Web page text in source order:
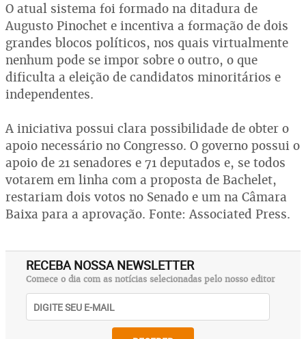
O atual sistema foi formado na ditadura de
Augusto Pinochet e incentiva a formação de dois
grandes blocos políticos, nos quais virtualmente
nenhum pode se impor sobre o outro, o que
dificulta a eleição de candidatos minoritários e
independentes.
A iniciativa possui clara possibilidade de obter o
apoio necessário no Congresso. O governo possui o
apoio de 21 senadores e 71 deputados e, se todos
votarem em linha com a proposta de Bachelet,
restariam dois votos no Senado e um na Câmara
Baixa para a aprovação. Fonte: Associated Press.
RECEBA NOSSA NEWSLETTER
Comece o dia com as notícias selecionadas pelo nosso editor